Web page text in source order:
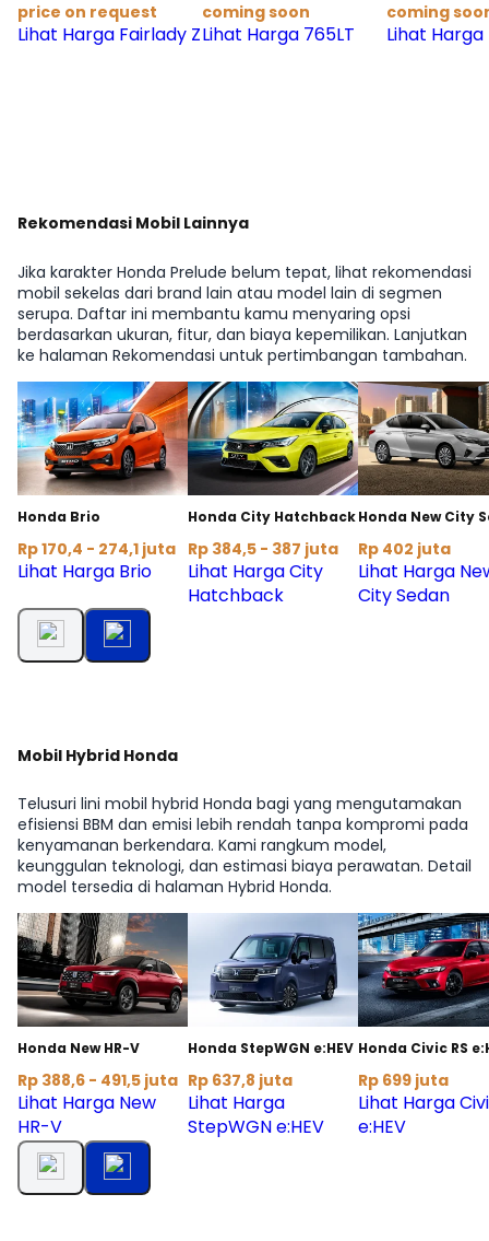
price on request
Lihat Harga Fairlady Z
coming soon
Lihat Harga 765LT
coming
Lihat Harga
Rekomendasi Mobil Lainnya
Jika karakter Honda Prelude belum tepat, lihat rekomendasi
mobil sekelas dari brand lain atau model lain di segmen
serupa. Daftar ini membantu kamu menyaring opsi
berdasarkan ukuran, fitur, dan biaya kepemilikan. Lanjutkan
ke halaman Rekomendasi untuk pertimbangan tambahan.
Honda Brio
Rp 170,4 - 274,1 juta
Lihat Harga Brio
Honda City Hatchback
Rp 384,5 - 387 juta
Lihat Harga City
Hatchback
Honda New City
Rp 402 juta
Lihat Harga
City Sedan
Mobil Hybrid Honda
Telusuri lini mobil hybrid Honda bagi yang mengutamakan
efisiensi BBM dan emisi lebih rendah tanpa kompromi pada
kenyamanan berkendara. Kami rangkum model,
keunggulan teknologi, dan estimasi biaya perawatan. Detail
model tersedia di halaman Hybrid Honda.
Honda New HR-V
Rp 388,6 - 491,5 juta
Lihat Harga New
HR-V
Honda StepWGN e:HEV
Rp 637,8 juta
Lihat Harga
StepWGN e:HEV
Honda Civic RS
Rp 699 juta
Lihat Harga
e:HEV